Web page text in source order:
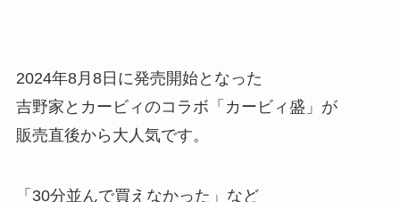
2024年8月8日に発売開始となった
吉野家とカービィのコラボ「カービィ盛」が
販売直後から大人気です。
「30分並んで買えなかった」など